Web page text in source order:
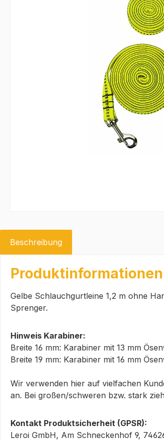
Beschreibung
Gelbe Schlauchgurtleine 1,2 m ohne
Sprenger.
Hinweis Karabiner:
Breite 16 mm: Karabiner mit 13 mm
Breite 19 mm: Karabiner mit 16 mm
Wir verwenden hier auf vielfachen
an. Bei großen/schweren bzw. stark
Kontakt Produktsicherheit (GPSR):
Leroi GmbH, Am Schneckenhof 9,